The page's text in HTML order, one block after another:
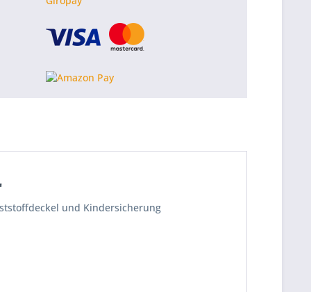
und Kindersicherung